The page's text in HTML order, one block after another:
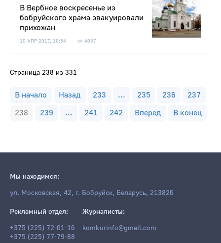
В Вербное воскресенье из
бобруйского храма эвакуировали
прихожан
10 АПР 2017, 16:54 4037
Страница 238 из 331
В начало Назад 233 ... 235 236
237
238
239 ... 241 242 Вперед В конец
Мы находимся:
ул. Московская, 42, г. Бобруйск, Беларусь, 213826
Рекламный отдел:
+375 (225) 72-01-16
+375 (225) 77-79-88
Журналисты:
komkurinfo@gmail.com